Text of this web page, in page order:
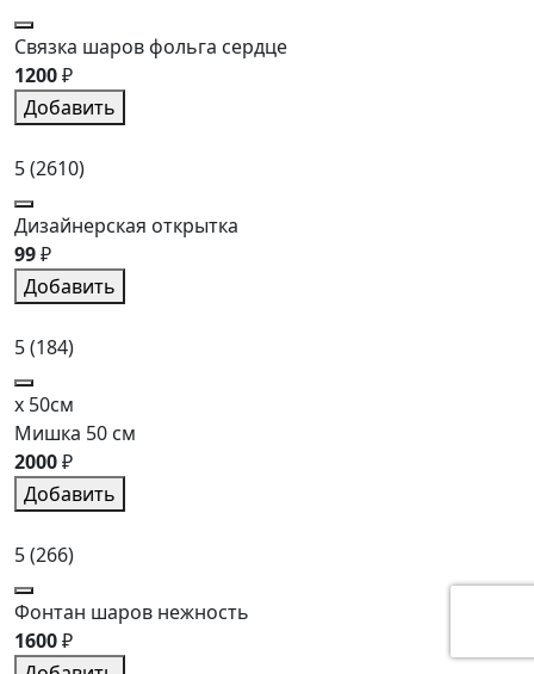
Связка шаров фольга сердце
1200₽
Добавить
5(2610)
Дизайнерская открытка
99₽
Добавить
5(184)
x 50см
Мишка 50 см
2000₽
Добавить
5(266)
Фонтан шаров нежность
1600₽